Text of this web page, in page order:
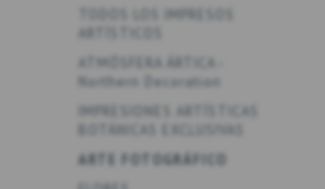
TODOS LOS IMPRESOS
ARTÍSTICOS
ATMÓSFERA ÁRTICA -
Northern Decoration
IMPRESIONES ARTÍSTICAS
BOTÁNICAS EXCLUSIVAS
ARTE FOTOGRÁFICO